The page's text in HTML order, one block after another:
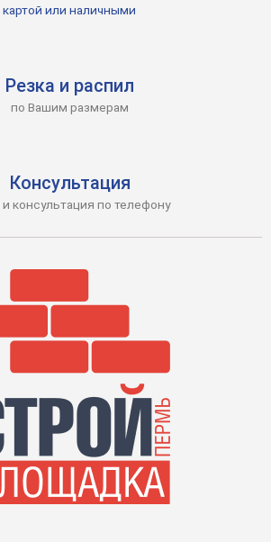
картой или наличными
Резка и распил
по Вашим размерам
Консультация
и консультация по телефону